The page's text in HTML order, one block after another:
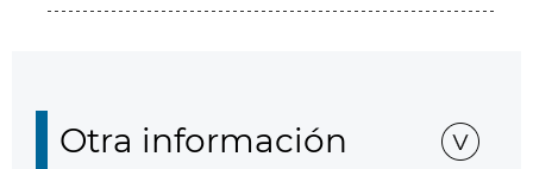
Otra información